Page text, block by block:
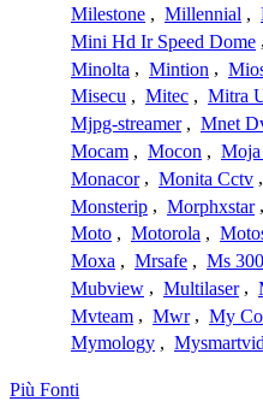
Milestone , Millennial ,
Mini Hd Ir Speed Dome ,
Minolta , Mintion ,
Misecu , Mitec , Mitra
Mjpg-streamer , Mnet
Mocam , Mocon ,
Monacor , Monita Cctv ,
Monsterip , Morphxstar ,
Moto , Motorola ,
Moxa , Mrsafe , Ms
Mubview , Multilaser ,
Mvteam , Mwr , My
Mymology ,
Più Fonti